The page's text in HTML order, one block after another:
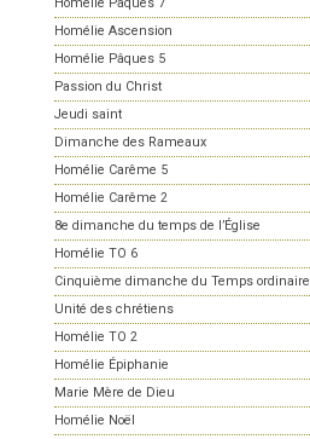
Homélie Pâques 7
Homélie Ascension
Homélie Pâques 5
Passion du Christ
Jeudi saint
Dimanche des Rameaux
Homélie Carême 5
Homélie Carême 2
8e dimanche du temps de l’Église
Homélie TO 6
Cinquième dimanche du Temps ordinaire
Unité des chrétiens
Homélie TO 2
Homélie Épiphanie
Marie Mère de Dieu
Homélie Noël